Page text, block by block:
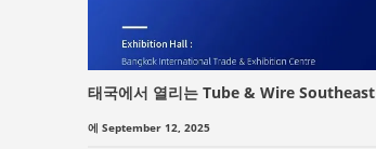
태국에서 열리는 Tube & Wire Southeast
에 September 12, 2025